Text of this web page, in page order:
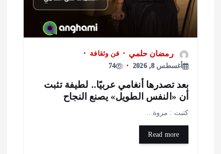
رمضان حلمي
فن وثقافة
أغسطس 8, 2026
74
تصدرها أنغامي عربيًا.. لطيفة تثبت
«النفس الطويل» يصنع النجاح
: مروة…